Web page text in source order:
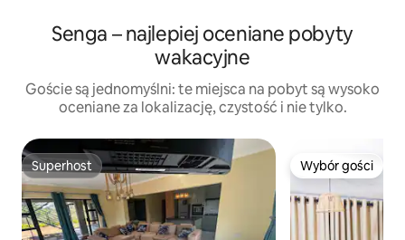
Senga – najlepiej oceniane pobyty
wakacyjne
Goście są jednomyślni: te miejsca na pobyt są wysoko
oceniane za lokalizację, czystość i nie tylko.
Superhost
Superhost Wybór gości
Wybór gości